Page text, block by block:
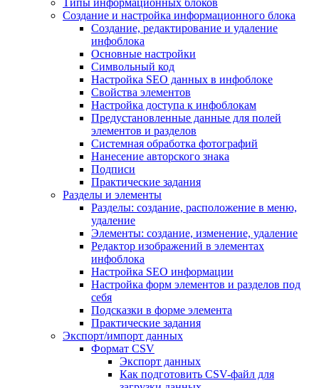
Типы информационных блоков
Создание и настройка информационного блока
Создание, редактирование и удаление
инфоблока
Основные настройки
Символьный код
Настройка SEO данных в инфоблоке
Свойства элементов
Настройка доступа к инфоблокам
Предустановленные данные для полей
элементов и разделов
Системная обработка фотографий
Нанесение авторского знака
Подписи
Практические задания
Разделы и элементы
Разделы: создание, расположение в меню,
удаление
Элементы: создание, изменение, удаление
Редактор изображений в элементах
инфоблока
Настройка SEO информации
Настройка форм элементов и разделов под
себя
Подсказки в форме элемента
Практические задания
Экспорт/импорт данных
Формат CSV
Экспорт данных
Как подготовить CSV-файл для